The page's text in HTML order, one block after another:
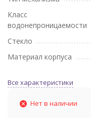
Класс
водонепроницаемости
Стекло
Материал корпуса
Все характеристики
Нет в наличии